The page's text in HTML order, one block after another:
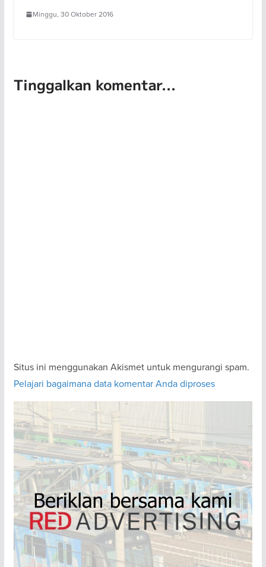
Minggu, 30 Oktober 2016
Tinggalkan komentar...
Situs ini menggunakan Akismet untuk mengurangi spam.
Pelajari bagaimana data komentar Anda diproses